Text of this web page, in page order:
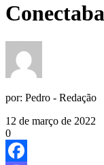
por: Pedro - Redação
12 de março de 2022
0